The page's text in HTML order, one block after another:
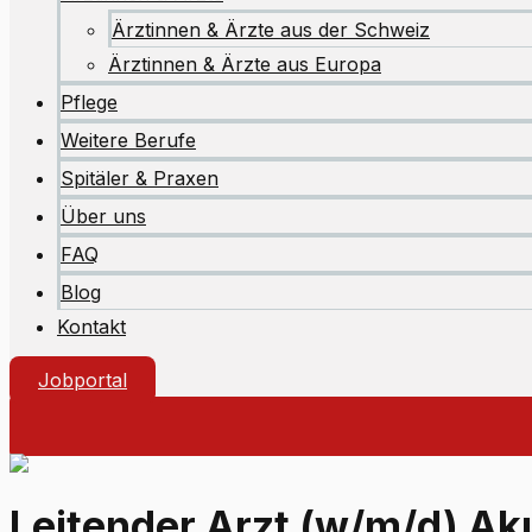
Ärztinnen & Ärzte aus der Schweiz
Ärztinnen & Ärzte aus Europa
Pflege
Weitere Berufe
Spitäler & Praxen
Über uns
FAQ
Blog
Kontakt
Jobportal